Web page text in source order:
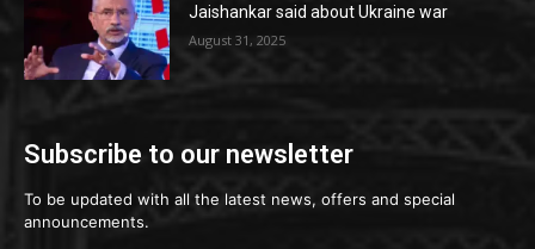
Jaishankar said about Ukraine war
August 31, 2025
Subscribe to our newsletter
To be updated with all the latest news, offers and special
announcements.